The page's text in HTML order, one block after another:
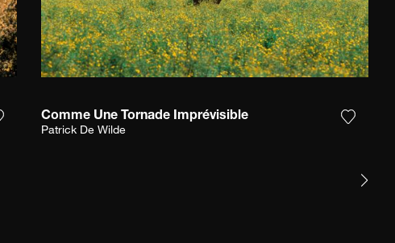
Voeg het product toe aan mijn verlanglijst
Comme Une Tornade Imprévisible
Patrick De Wilde